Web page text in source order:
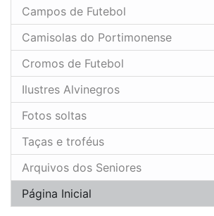
Campos de Futebol
Camisolas do Portimonense
Cromos de Futebol
Ilustres Alvinegros
Fotos soltas
Taças e troféus
Arquivos dos Seniores
Página Inicial